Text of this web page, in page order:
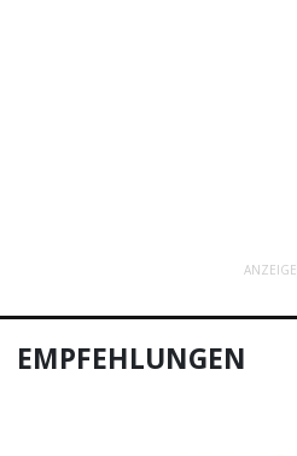
ANZEIGE
EMPFEHLUNGEN